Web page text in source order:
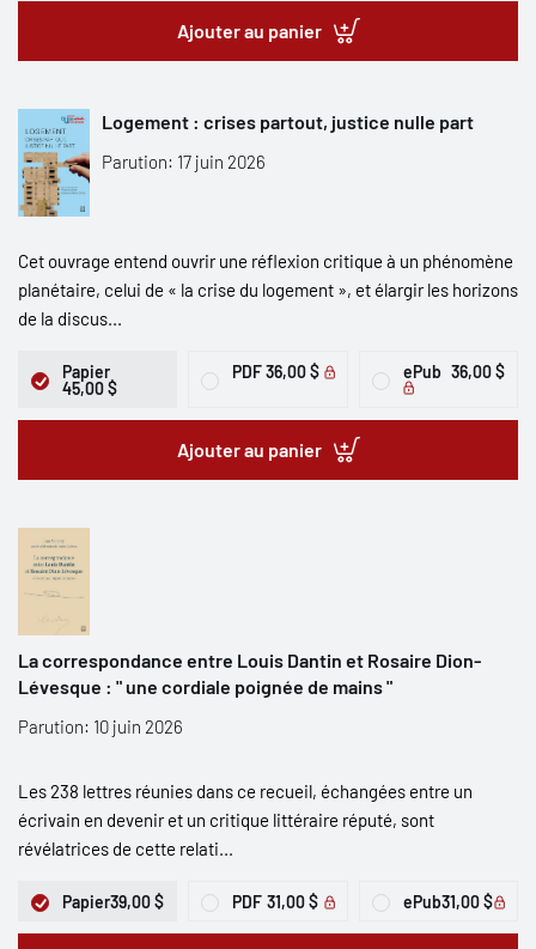
Ajouter au panier
Logement : crises partout, justice nulle part
Parution: 17 juin 2026
Cet ouvrage entend ouvrir une réflexion critique à un phénomène
planétaire, celui de « la crise du logement », et élargir les horizons
de la discus...
Papier
45,00 $
PDF 36,00 $ ePub 36,00 $
Ajouter au panier
La correspondance entre Louis Dantin et Rosaire Dion-
Lévesque : " une cordiale poignée de mains "
Parution: 10 juin 2026
Les 238 lettres réunies dans ce recueil, échangées entre un
écrivain en devenir et un critique littéraire réputé, sont
révélatrices de cette relati...
Papier39,00 $ PDF 31,00 $ ePub31,00 $